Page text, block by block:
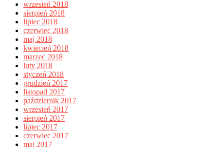
wrzesień 2018
sierpień 2018
lipiec 2018
czerwiec 2018
maj 2018
kwiecień 2018
marzec 2018
luty 2018
styczeń 2018
grudzień 2017
listopad 2017
październik 2017
wrzesień 2017
sierpień 2017
lipiec 2017
czerwiec 2017
maj 2017